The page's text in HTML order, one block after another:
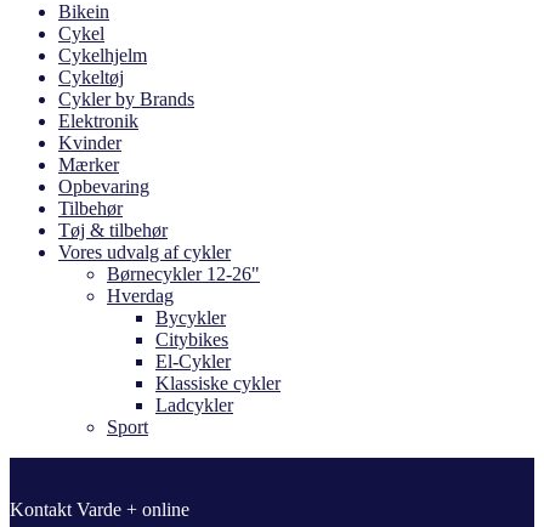
Bikein
Cykel
Cykelhjelm
Cykeltøj
Cykler by Brands
Elektronik
Kvinder
Mærker
Opbevaring
Tilbehør
Tøj & tilbehør
Vores udvalg af cykler
Børnecykler 12-26"
Hverdag
Bycykler
Citybikes
El-Cykler
Klassiske cykler
Ladcykler
Sport
Kontakt Varde + online